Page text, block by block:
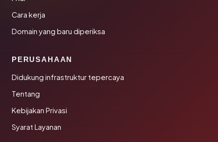
Cara kerja
Domain yang baru diperiksa
PERUSAHAAN
Didukung infrastruktur tepercaya
Tentang
Kebijakan Privasi
Syarat Layanan